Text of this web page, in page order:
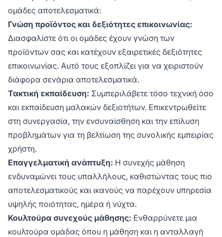
ομάδες αποτελεσματικά:
Γνώση προϊόντος και δεξιότητες επικοινωνίας:
Διασφαλίστε ότι οι ομάδες έχουν γνώση των
προϊόντων σας και κατέχουν εξαιρετικές δεξιότητες
επικοινωνίας. Αυτό τους εξοπλίζει για να χειριστούν
διάφορα σενάρια αποτελεσματικά.
Τακτική εκπαίδευση: Συμπεριλάβετε τόσο τεχνική όσο
και εκπαίδευση μαλακών δεξιοτήτων. Επικεντρωθείτε
στη συνεργασία, την ενσυναίσθηση και την επίλυση
προβλημάτων για τη βελτίωση της συνολικής εμπειρίας
χρήστη.
Επαγγελματική ανάπτυξη: Η συνεχής μάθηση
ενδυναμώνει τους υπαλλήλους, καθιστώντας τους πιο
αποτελεσματικούς και ικανούς να παρέχουν υπηρεσία
υψηλής ποιότητας, ημέρα ή νύχτα.
Κουλτούρα συνεχούς μάθησης: Ενθαρρύνετε μια
κουλτούρα ομάδας όπου η μάθηση και η ανταλλαγή